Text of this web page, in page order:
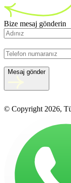
Bize mesaj gönderin
Mesaj gönder
© Copyright 2026,